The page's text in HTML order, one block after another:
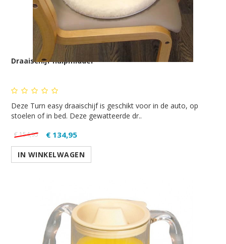
Draaischijf hulpmiddel
Deze Turn easy draaischijf is geschikt voor in de auto, op
stoelen of in bed. Deze gewatteerde dr..
€ 154,95 € 134,95
IN WINKELWAGEN